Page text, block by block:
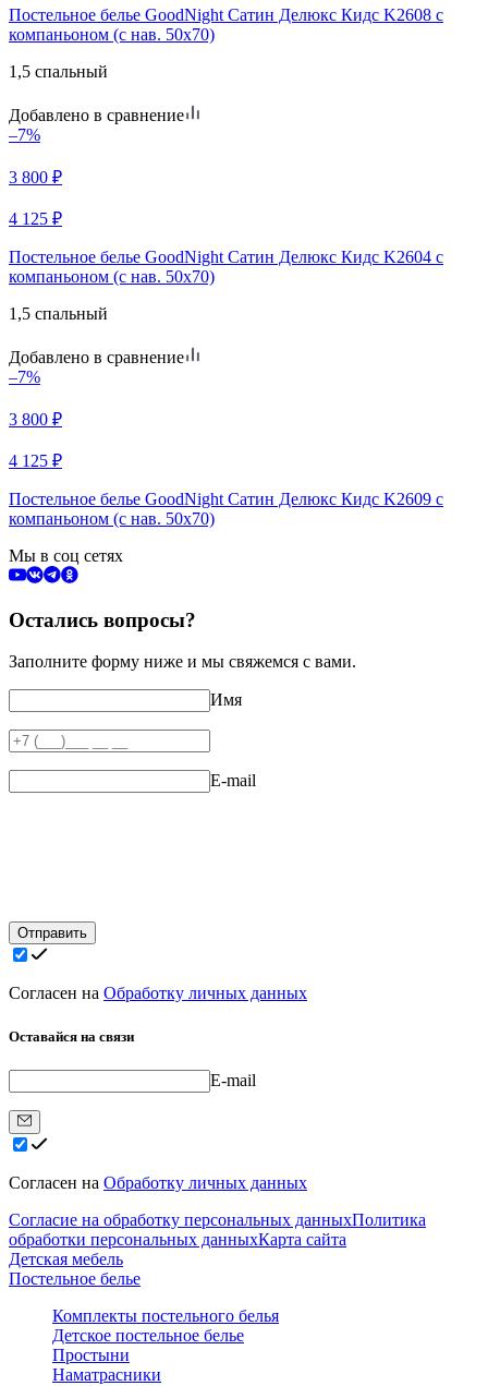
Постельное белье GoodNight Сатин Делюкс Кидс K2608 с
компаньоном (с нав. 50х70)
1,5 спальный
Добавлено в сравнение
–7%
3 800 ₽
4 125 ₽
Постельное белье GoodNight Сатин Делюкс Кидс K2604 с
компаньоном (с нав. 50х70)
1,5 спальный
Добавлено в сравнение
–7%
3 800 ₽
4 125 ₽
Постельное белье GoodNight Сатин Делюкс Кидс K2609 с
компаньоном (с нав. 50х70)
Мы в соц сетях
Остались вопросы?
Заполните форму ниже и мы свяжемся с вами.
Имя
E-mail
Отправить
Согласен на Обработку личных данных
Оставайся на связи
E-mail
Согласен на Обработку личных данных
Согласие на обработку персональных данныхПолитика
обработки персональных данныхКарта сайта
Детская мебель
Постельное белье
Комплекты постельного белья
Детское постельное белье
Простыни
Наматрасники